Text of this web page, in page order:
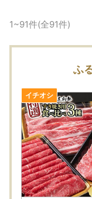
ご入金確認後、寄
※確定申告に必要
※お礼の品と寄附
ます。
※お申し込みが集
ただくことがあり
●【ワンストップ
令和8年8月発行よ
送となっておりま
「自治体マイペー
1~91件(全91件)
ふ